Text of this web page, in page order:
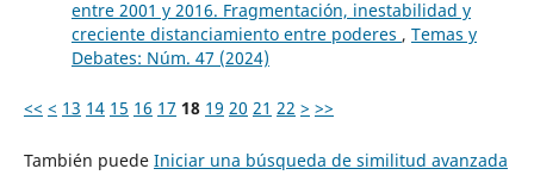
entre 2001 y 2016. Fragmentación, inestabilidad y
creciente distanciamiento entre poderes , Temas y
Debates: Núm. 47 (2024)
<< < 13 14 15 16 17 18 19 20 21 22 > >>
También puede Iniciar una búsqueda de similitud avanzada